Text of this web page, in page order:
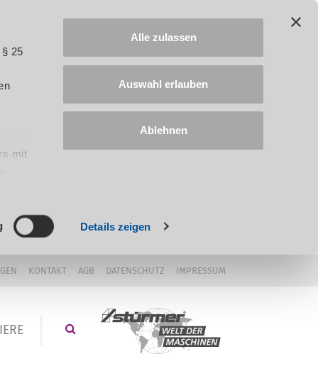
25
mit
Details zeigen
Alle zulassen
Auswahl erlauben
Ablehnen
KONTAKT AGB DATENSCHUTZ IMPRESSUM